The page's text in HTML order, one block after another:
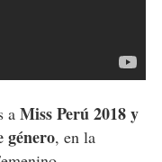
a Miss Perú 2018 y
género, en la